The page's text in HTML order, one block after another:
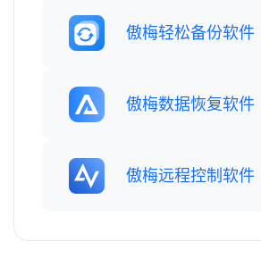
傲梅轻松备份软件
傲梅数据恢复软件
傲梅远程控制软件